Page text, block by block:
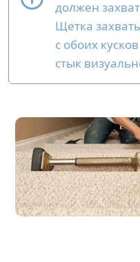
должен
Щетка
с обоих
стык